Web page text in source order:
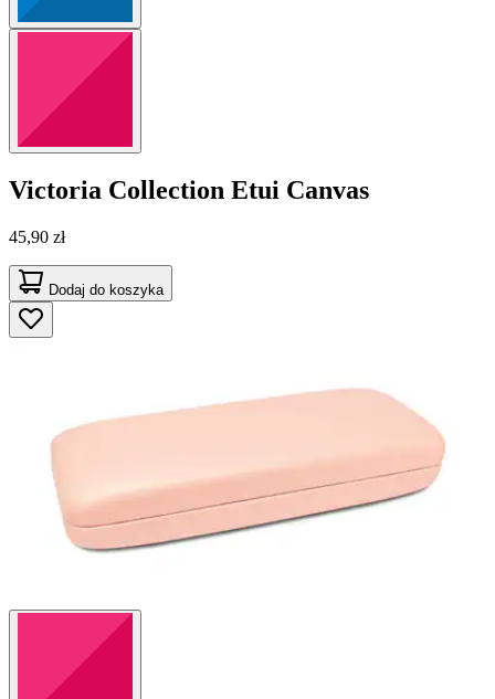
Victoria Collection Etui Canvas
45,90 zł
Dodaj do koszyka